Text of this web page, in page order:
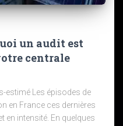
un audit est
centrale
estimé Les épisodes de
en France ces dernières
en intensité. En quelques